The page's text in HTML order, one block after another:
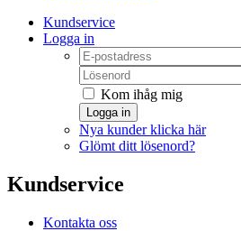
Kundservice
Logga in
Kom ihåg mig
Logga in
Nya kunder klicka här
Glömt ditt lösenord?
Kundservice
Kontakta oss